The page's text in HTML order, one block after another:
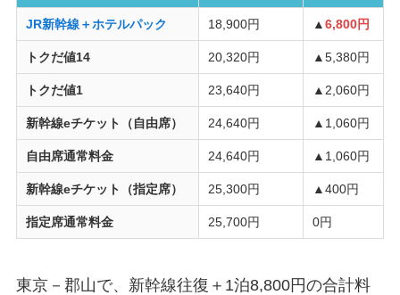
JR新幹線＋ホテルパック 18,900円 ▲6,800円
トクだ値14 20,320円 ▲5,380円
トクだ値1 23,640円 ▲2,060円
新幹線eチケット（自由席） 24,640円 ▲1,060円
自由席通常料金 24,640円 ▲1,060円
新幹線eチケット（指定席） 25,300円 ▲400円
指定席通常料金 25,700円 0円
東京－郡山で、新幹線往復＋1泊8,800円の合計料